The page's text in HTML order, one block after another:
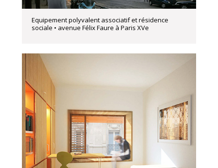
Equipement polyvalent associatif et résidence
sociale • avenue Félix Faure à Paris XVe